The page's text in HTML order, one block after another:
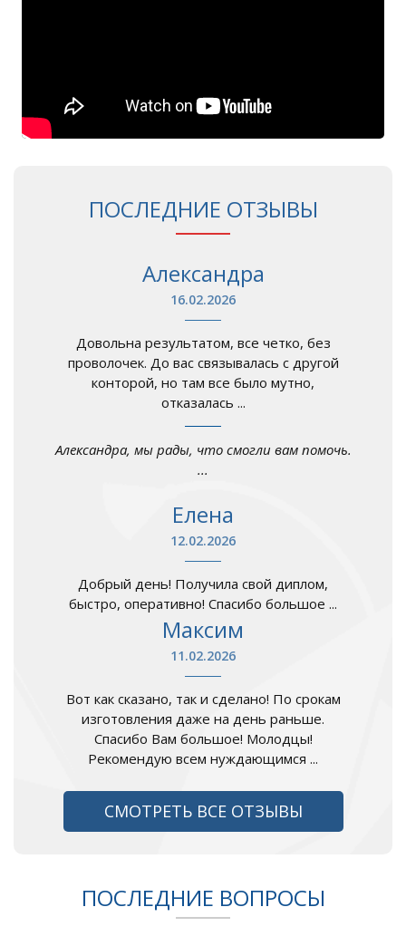
ПОСЛЕДНИЕ ОТЗЫВЫ
Александра
16.02.2026
Довольна результатом, все четко, без
проволочек. До вас связывалась с другой
конторой, но там все было мутно,
отказалась ...
Александра, мы рады, что смогли вам помочь.
...
Елена
12.02.2026
Добрый день! Получила свой диплом,
быстро, оперативно! Спасибо большое ...
Максим
11.02.2026
Вот как сказано, так и сделано! По срокам
изготовления даже на день раньше.
Спасибо Вам большое! Молодцы!
Рекомендую всем нуждающимся ...
СМОТРЕТЬ ВСЕ ОТЗЫВЫ
ПОСЛЕДНИЕ ВОПРОСЫ